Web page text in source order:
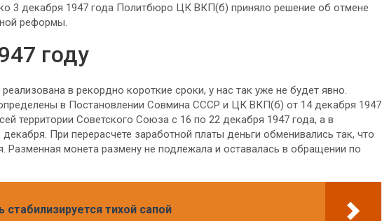
3 декабря 1947 года Политбюро ЦК ВКП(б) приняло решение об отмене
реформы.
году
в рекордно короткие сроки, у нас так уже не будет явно.
в Постановлении Совмина СССР и ЦК ВКП(б) от 14 декабря 1947
территории Советского Союза с 16 по 22 декабря 1947 года, а в
При перерасчете заработной платы деньги обменивались так, что
Разменная монета размену не подлежала и оставалась в обращении по
стабилизируется тихой сапой